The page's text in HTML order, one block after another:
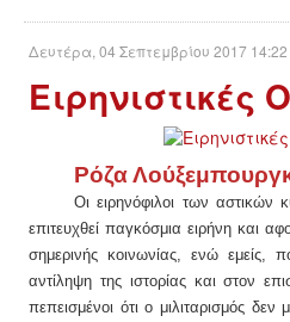
Δευτέρα, 04 Σεπτεμβρίου 2017 14:22
Ειρηνιστικές
Ρόζα
Οι ειρηνόφιλοι των αστικών
επιτευχθεί παγκόσμια ειρήνη και
σημερινής κοινωνίας, ενώ εμείς,
αντίληψη της ιστορίας και στον
πεπεισμένοι ότι ο μιλιταρισμός